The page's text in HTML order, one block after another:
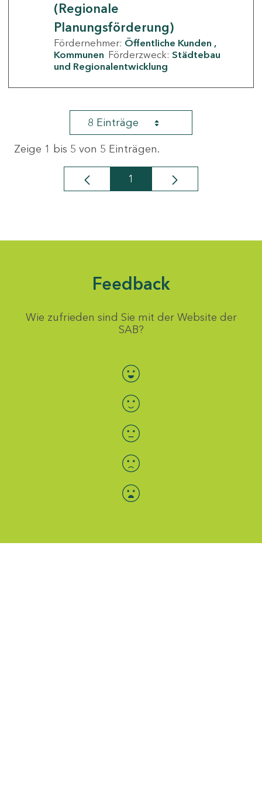
(Regionale
Planungsförderung)
Fördernehmer: Öffentliche Kunden
Kommunen Förderzweck: Städtebau
und Regionalentwicklung
8 Einträge
Zeige 1 bis 5 von 5 Einträgen.
Seite
1
Feedback
Wie zufrieden sind Sie mit der Website der
SAB?
Bewertung auswählen